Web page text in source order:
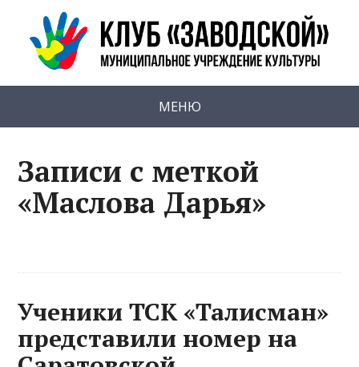
МЕНЮ
Записи с меткой
«Маслова Дарья»
Ученики ТСК «Талисман»
представили номер на